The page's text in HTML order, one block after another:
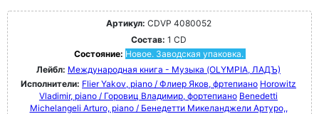
Артикул: CDVP 4080052
Состав: 1 CD
Состояние: Новое. Заводская упаковка.
Лейбл: Международная книга - Музыка (OLYMPIA, ЛАДЪ)
Исполнители: Flier Yakov, piano / Флиер Яков, фртепиано Horowitz
Vladimir, piano / Горовиц Владимир, фортепиано Benedetti
Michelangeli Arturo, piano / Бенедетти Микеланджели Артуро,,